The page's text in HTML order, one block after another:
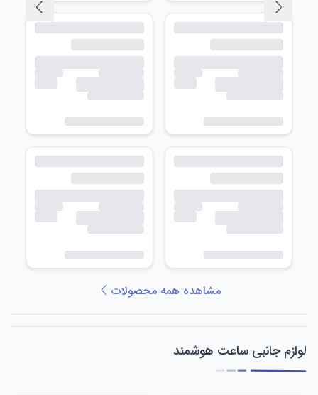
مشاهده همه محصولات
لوازم جانبی ساعت هوشمند